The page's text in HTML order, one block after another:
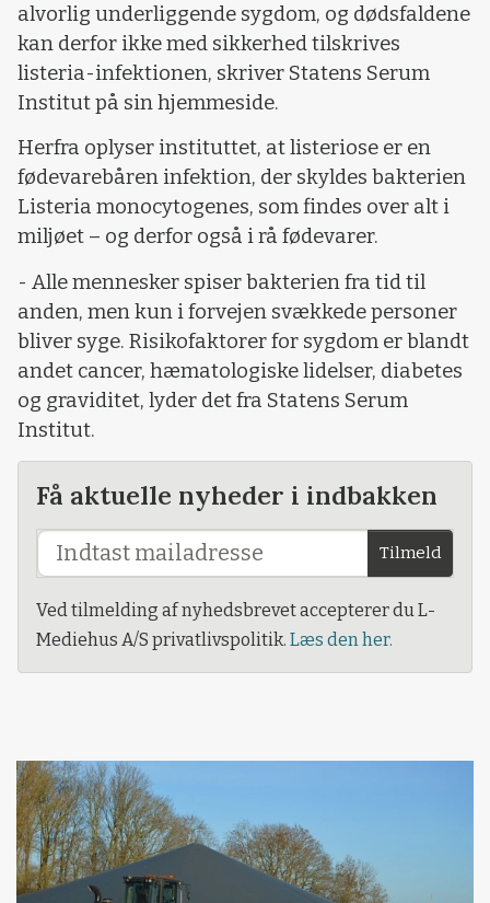
alvorlig underliggende sygdom, og dødsfaldene
kan derfor ikke med sikkerhed tilskrives
listeria-infektionen, skriver Statens Serum
Institut på sin hjemmeside.
Herfra oplyser instituttet, at listeriose er en
fødevarebåren infektion, der skyldes bakterien
Listeria monocytogenes, som findes over alt i
miljøet – og derfor også i rå fødevarer.
- Alle mennesker spiser bakterien fra tid til
anden, men kun i forvejen svækkede personer
bliver syge. Risikofaktorer for sygdom er blandt
andet cancer, hæmatologiske lidelser, diabetes
og graviditet, lyder det fra Statens Serum
Institut.
Få aktuelle nyheder i indbakken
Tilmeld
Ved tilmelding af nyhedsbrevet accepterer du L-
Mediehus A/S privatlivspolitik. Læs den her.